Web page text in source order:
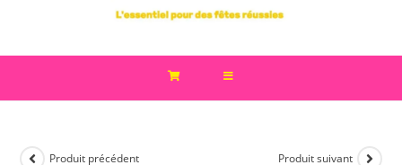
Produit précédent Produit suivant